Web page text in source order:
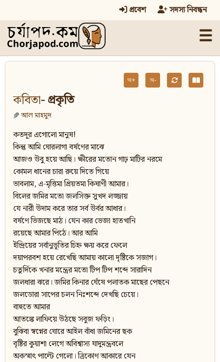
প্রবেশ সদস্য নিবন্ধন
☰
অ+ অ-
কবিতা- প্রকৃতি
আল মাহমুদ
কতদূর এগোলো মানুষ!
কিন্তু আমি ঘোরলাগা বর্ষণের মাঝে
আজও উবু হয়ে আছি। ক্ষীরের মতোন গাঢ় মাটির নরমে
কোমল ধানের চারা রুয়ে দিতে গিয়ে
ভাবলাম, এ-মৃত্তিমা প্রিয়তমা কিষাণী আমার।
বিলের জমির মতো জলসিক্ত সুখদ লজ্জায়
যে নারী উদাম করে তার সর্ব উর্বর আধার।
বর্ষণে ভিজছে মাঠ। যেন কার ভেজা হাতখানি
রয়েছে আমার পিঠে। আর আমি
ইন্দ্রিয়ের সর্বানুভূতির চিহ্ন ক্ষয় করে ফেলে
দয়াপরবশ হয়ে রেখেছি আমায় কালো দৃষ্টিকে সজাগ।
চতুর্দিকে খনার মন্ত্রের মতো টিপ টিপ শব্দে সারাদিন
জলধারা ঝরে। জমির কিনার ঘেঁষে পলাতক মাছের পেছনে
জলডোরা সাপের চলন নিঃশব্দে দেখছি চেয়ে।
বাহুতে আমার
আতঙ্কে লাফিয়ে উঠছে সবুজ ফড়িং।
বুঝিবা স্বপ্নের ঘোরে আইল বাঁধা জমিনের ছক
বৃষ্টির কুয়াশা লেগে অবিশ্বাস্য যাদুমন্ত্রবলে
অকস্মাৎ পাল্টে গেলো। ত্রিকোণ আকারে যেন